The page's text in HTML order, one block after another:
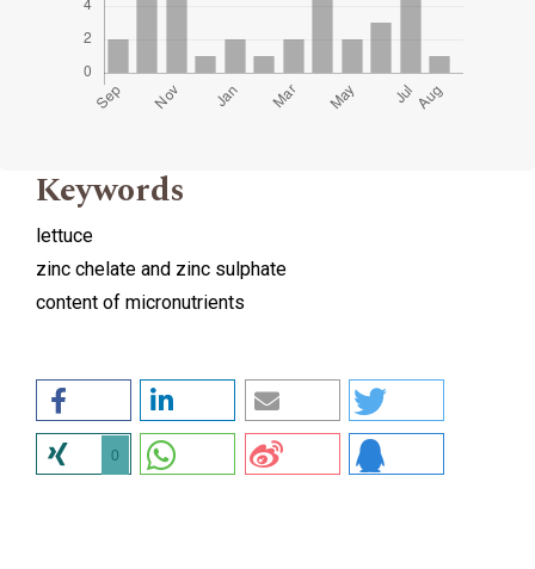
Keywords
lettuce
zinc chelate and zinc sulphate
content of micronutrients
0